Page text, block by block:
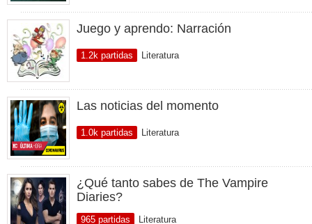
Juego y aprendo: Narración
1.2k partidas Literatura
Las noticias del momento
1.0k partidas Literatura
¿Qué tanto sabes de The Vampire
Diaries?
965 partidas Literatura